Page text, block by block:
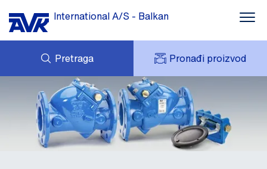
International A/S - Balkan
Pretraga Pronađi proizvod
PREUZIMANJE
STUDIJA SLUČAJA
O KOMPANIJI
UPIT
MOJ AVK
AVK HOLDING (GROUP)
CENOVNIK